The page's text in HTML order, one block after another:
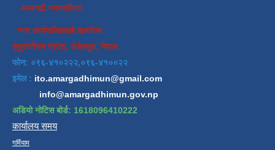
अमरगढी नगरपालिका
नगर कार्यपालिकाको कार्यालय
सुदुरपश्चिम प्रदेश, डडेल्धुरा, नेपाल
फोन: ०९६-४१०२२२,०९६-४१००२२
इमेल : ito.amargadhimun@gmail.com
info@amargadhimun.gov.np
अडियो नोटिस बोर्ड: 1618096410222
कार्यालय समय
गर्मियाम